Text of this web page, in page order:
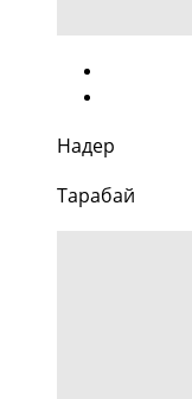
Надер
Тарабай